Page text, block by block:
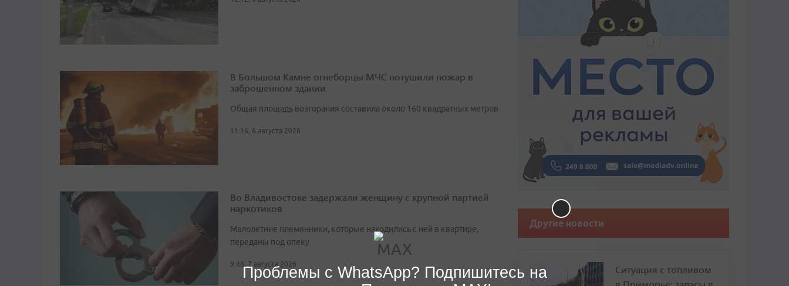
В Большом Камне огнеборцы МЧС потушили пожар в
заброшенном здании
Общая площадь возгорания составила около 160 квадратных метров
11:16, 6 августа 2026
Во Владивостоке задержали женщину с крупной партией
наркотиков
Малолетние племянники, которые находились с ней в квартире,
переданы под опеку
9:48, 7 августа 2026
Другие новости
Ситуация с топливом
Проблемы с WhatsApp? Подпишитесь на